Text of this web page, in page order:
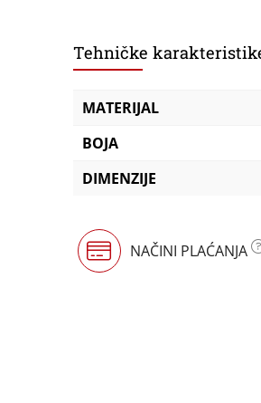
Tehničke
MATERIJAL
BOJA
DIMENZIJE
NAČINI PLAĆANJA